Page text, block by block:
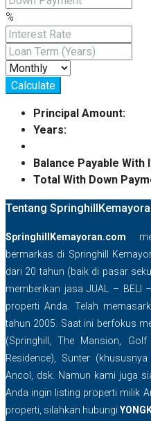
%
Calculate
Principal Amount:
Years:
Balance Payable With
Total With Down
Tentang
SpringhillKemayoran.com
bermarkas di Springhill
dari 20 tahun (baik di pasar
memberikan jasa JUAL – BELI
properti Anda. Telah
tahun 2005. Saat ini berfokus
(Springhill, The Mansion,
Residence), Sunter
Ancol, dsk. Namun kami juga
Anda ingin listing properti milik
properti, silahkan hubungi